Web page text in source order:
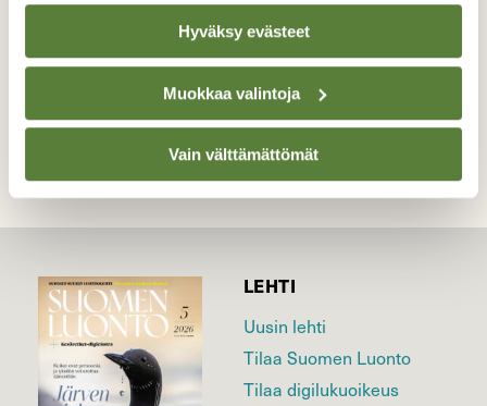
Hyväksy evästeet
Muokkaa valintoja
Vain välttämättömät
TAKAISIN LISTAAN
LEHTI
Uusin lehti
Tilaa Suomen Luonto
Tilaa digilukuoikeus